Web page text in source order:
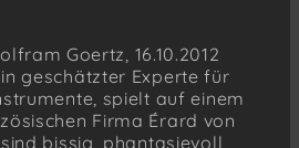
Goertz, 16.10.2012
geschätzter Experte für
spielt auf einem
Firma Érard von
bissig, phantasievoll,